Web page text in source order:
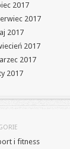
2017
2017
2017
2017
2017
2017
i fitness